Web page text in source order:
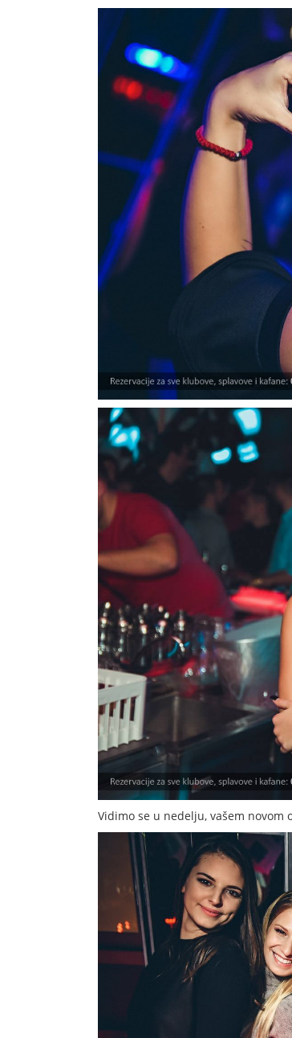
Vidimo se u nedelju, vašem novom